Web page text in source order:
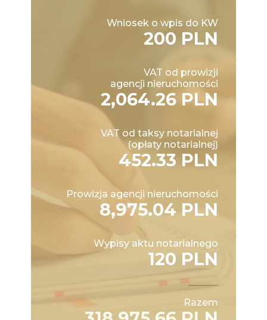
Wniosek o wpis do KW
200 PLN
VAT od prowizji
agencji nieruchomości
2,064.26 PLN
VAT od taksy notarialnej
(opłaty notarialnej)
452.33 PLN
Prowizja agencji nieruchomości
8,975.04 PLN
Wypisy aktu notarialnego
120 PLN
Razem